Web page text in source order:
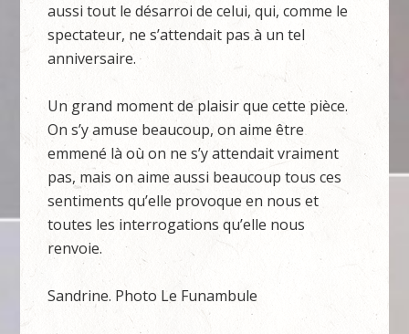
aussi tout le désarroi de celui, qui, comme le
spectateur, ne s’attendait pas à un tel
anniversaire.
Un grand moment de plaisir que cette pièce.
On s’y amuse beaucoup, on aime être
emmené là où on ne s’y attendait vraiment
pas, mais on aime aussi beaucoup tous ces
sentiments qu’elle provoque en nous et
toutes les interrogations qu’elle nous
renvoie.
Sandrine. Photo Le Funambule